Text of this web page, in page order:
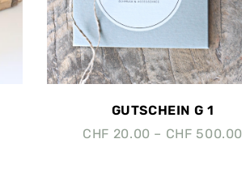
GUTSCHEIN G 1
CHF 20.00 – CHF 500.00